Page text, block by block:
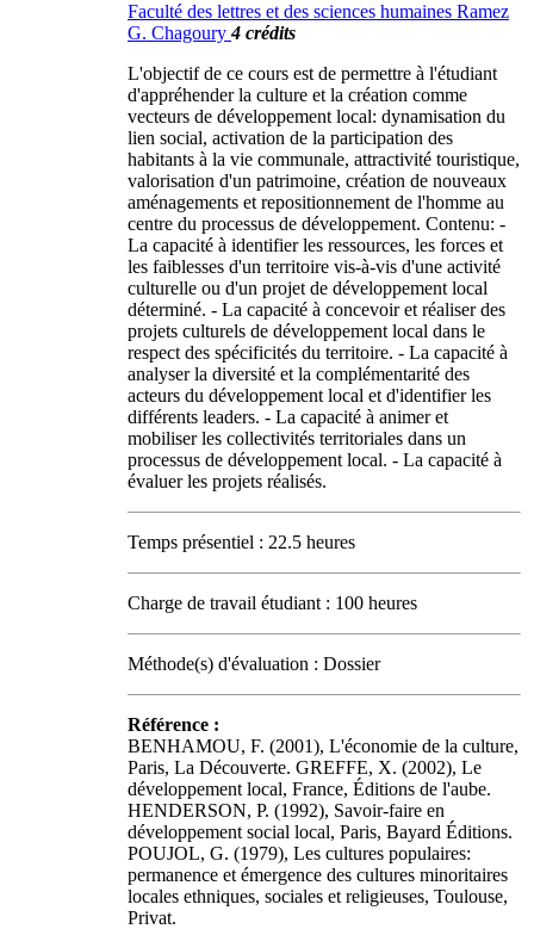
Faculté des lettres et des sciences humaines Ramez
G. Chagoury4 crédits
L'objectif de ce cours est de permettre à l'étudiant
d'appréhender la culture et la création comme
vecteurs de développement local: dynamisation du
lien social, activation de la participation des
habitants à la vie communale, attractivité touristique,
valorisation d'un patrimoine, création de nouveaux
aménagements et repositionnement de l'homme au
centre du processus de développement. Contenu: -
La capacité à identifier les ressources, les forces et
les faiblesses d'un territoire vis-à-vis d'une activité
culturelle ou d'un projet de développement local
déterminé. - La capacité à concevoir et réaliser des
projets culturels de développement local dans le
respect des spécificités du territoire. - La capacité à
analyser la diversité et la complémentarité des
acteurs du développement local et d'identifier les
différents leaders. - La capacité à animer et
mobiliser les collectivités territoriales dans un
processus de développement local. - La capacité à
évaluer les projets réalisés.
Temps présentiel : 22.5 heures
Charge de travail étudiant : 100 heures
Méthode(s) d'évaluation : Dossier
Référence :
BENHAMOU, F. (2001), L'économie de la culture,
Paris, La Découverte. GREFFE, X. (2002), Le
développement local, France, Éditions de l'aube.
HENDERSON, P. (1992), Savoir-faire en
développement social local, Paris, Bayard Éditions.
POUJOL, G. (1979), Les cultures populaires:
permanence et émergence des cultures minoritaires
locales ethniques, sociales et religieuses, Toulouse,
Privat.